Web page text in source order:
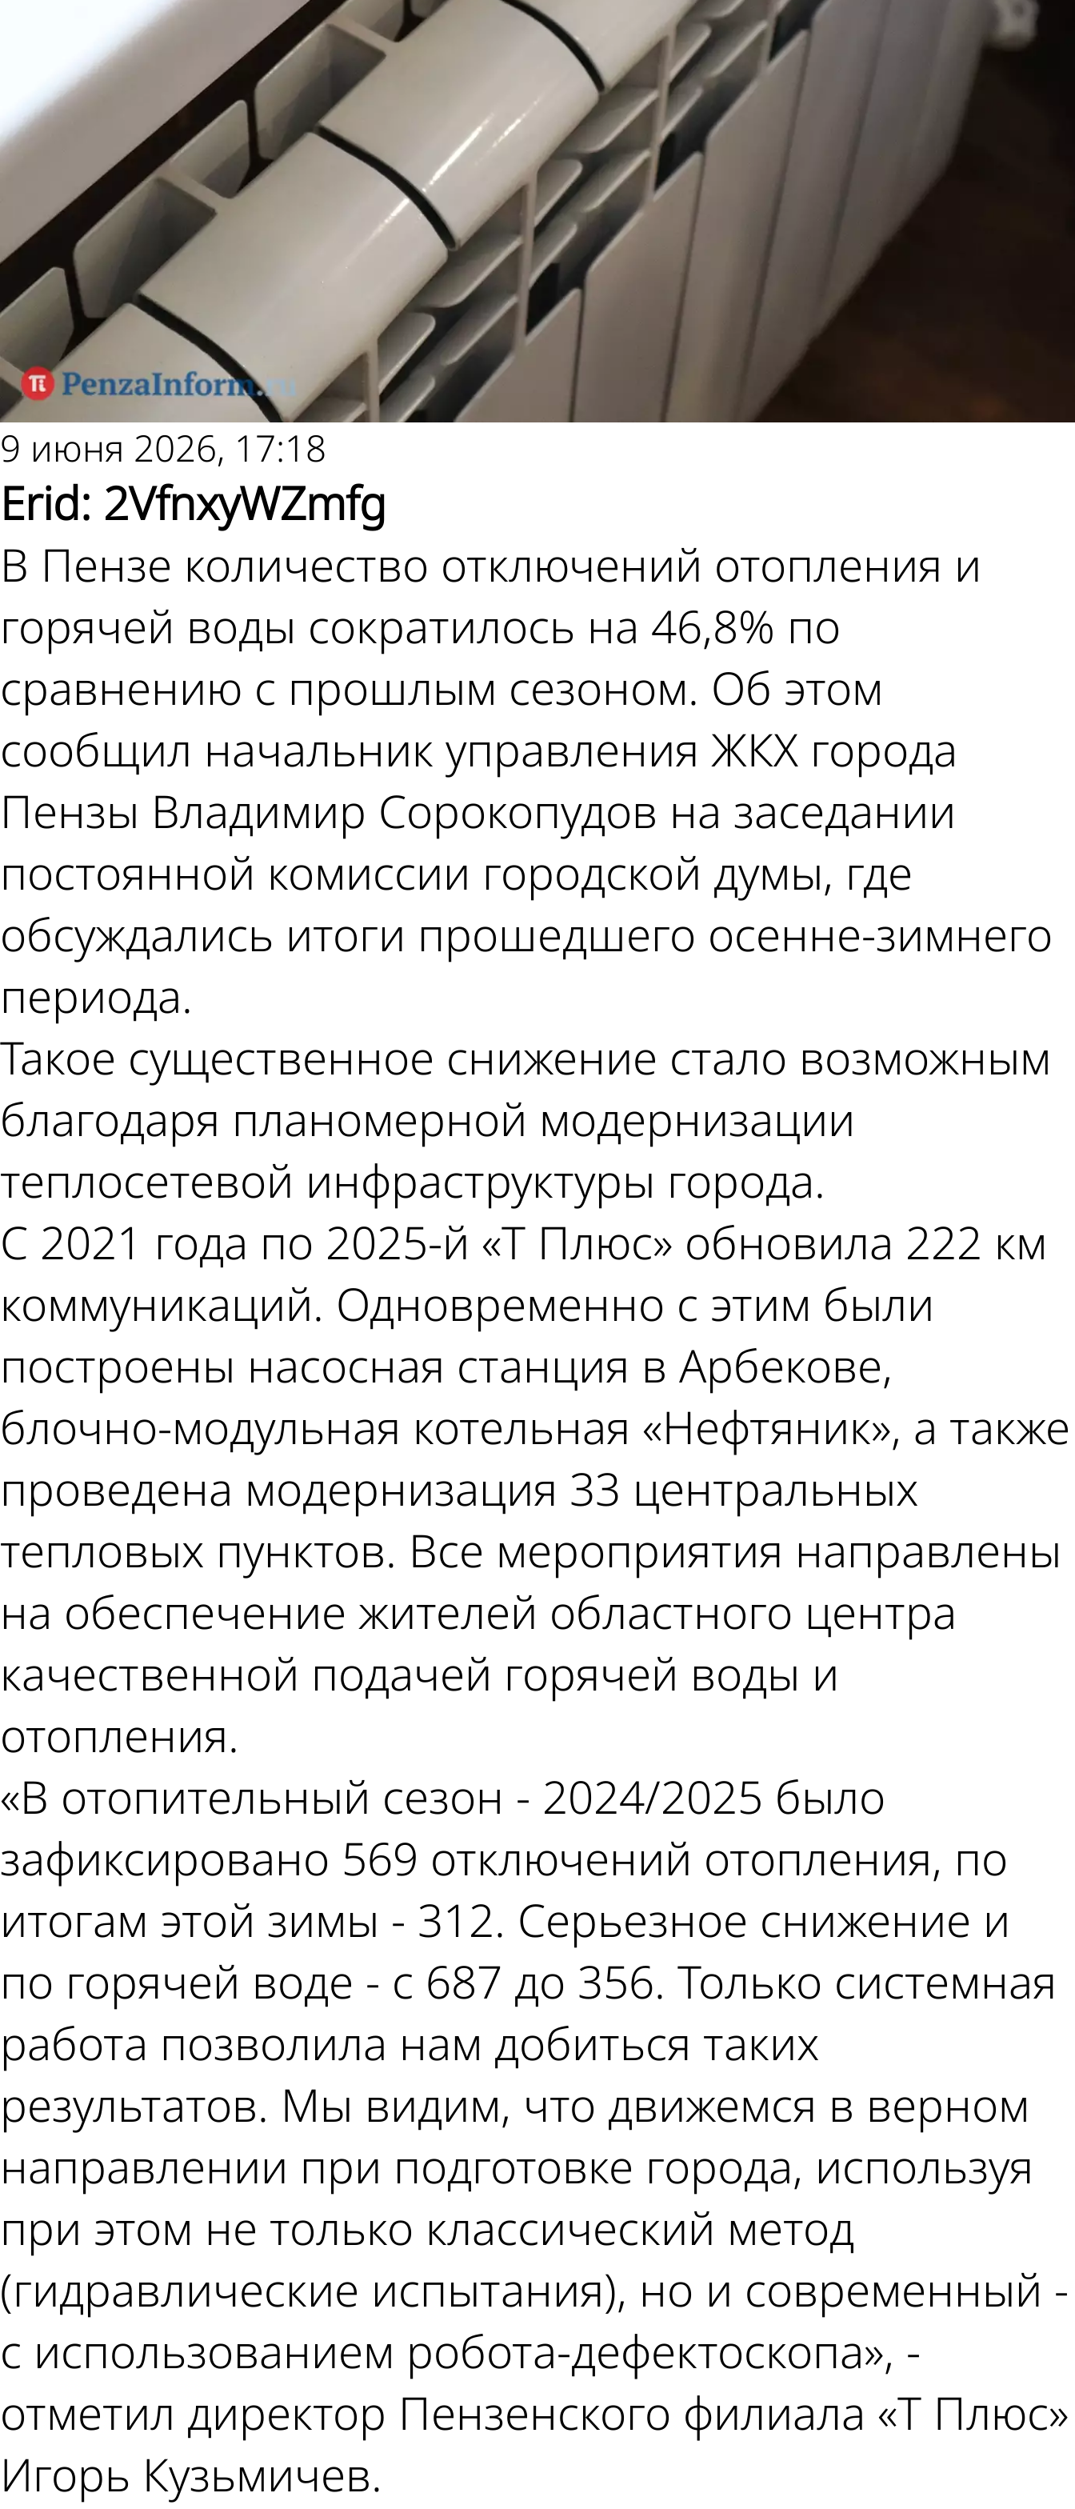
9 июня 2026, 17:18
Еrid: 2VfnxyWZmfg
В Пензе количество отключений отопления и
горячей воды сократилось на 46,8% по
сравнению с прошлым сезоном. Об этом
сообщил начальник управления ЖКХ города
Пензы Владимир Сорокопудов на заседании
постоянной комиссии городской думы, где
обсуждались итоги прошедшего осенне-зимнего
периода.
Такое существенное снижение стало возможным
благодаря планомерной модернизации
теплосетевой инфраструктуры города.
С 2021 года по 2025-й «Т Плюс» обновила 222 км
коммуникаций. Одновременно с этим были
построены насосная станция в Арбекове,
блочно-модульная котельная «Нефтяник», а также
проведена модернизация 33 центральных
тепловых пунктов. Все мероприятия направлены
на обеспечение жителей областного центра
качественной подачей горячей воды и
отопления.
«В отопительный сезон - 2024/2025 было
зафиксировано 569 отключений отопления, по
итогам этой зимы - 312. Серьезное снижение и
по горячей воде - с 687 до 356. Только системная
работа позволила нам добиться таких
результатов. Мы видим, что движемся в верном
направлении при подготовке города, используя
при этом не только классический метод
(гидравлические испытания), но и современный -
с использованием робота-дефектоскопа», -
отметил директор Пензенского филиала «Т Плюс»
Игорь Кузьмичев.